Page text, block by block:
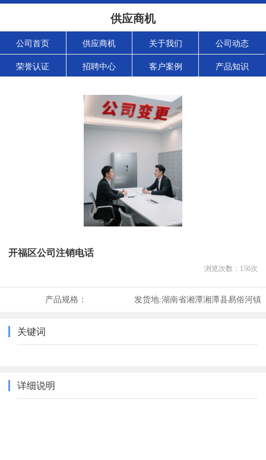
供应商机
公司首页 供应商机 关于我们 公司动态
荣誉认证 招聘中心 客户案例 产品知识
开福区公司注销电话
浏览次数： 156次
产品规格： 发货地:湖南省湘潭湘潭县易俗河镇
关键词
详细说明